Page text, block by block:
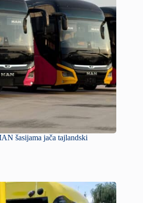
šasijama jača tajlandski